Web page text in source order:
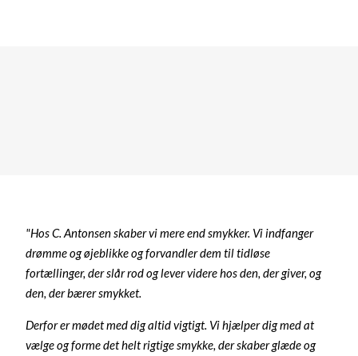
"Hos C. Antonsen skaber vi mere end smykker. Vi indfanger
drømme og øjeblikke og forvandler dem til tidløse
fortællinger, der slår rod og lever videre hos den, der giver, og
den, der bærer smykket.
Derfor er mødet med dig altid vigtigt. Vi hjælper dig med at
vælge og forme det helt rigtige smykke, der skaber glæde og